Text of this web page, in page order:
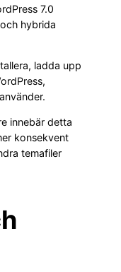
7.0
hybrida
ladda upp
innebär detta
konsekvent
temafiler